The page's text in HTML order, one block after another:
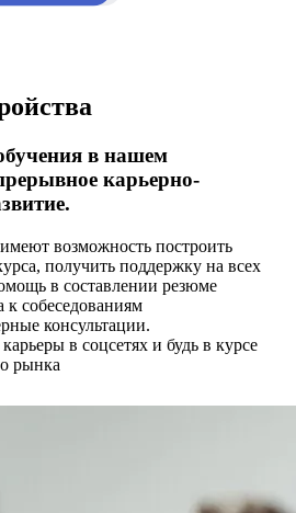
в нашем
карьерно-
возможность построить
получить поддержку на всех
в составлении резюме
к собеседованиям
консультации.
в соцсетях и будь в курсе
рынка